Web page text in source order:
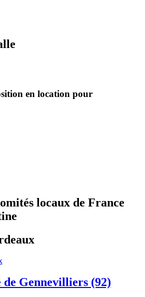
en location pour
locaux de France
de Gennevilliers (92)